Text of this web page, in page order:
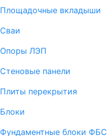
Площадочные вкладыши
Сваи
Опоры ЛЭП
Стеновые панели
Плиты перекрытия
Блоки
Фундаментные блоки ФБС